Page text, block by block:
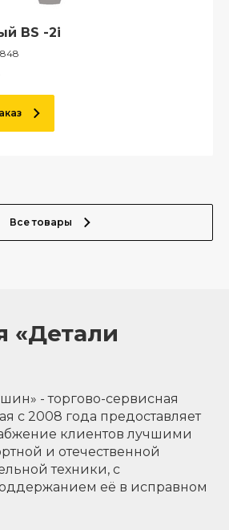
BS -2i
Все товары
«Детали
- торгово-сервисная
с 2008 года предоставляет
клиентов лучшими
и отечественной
техники, с
её в исправном